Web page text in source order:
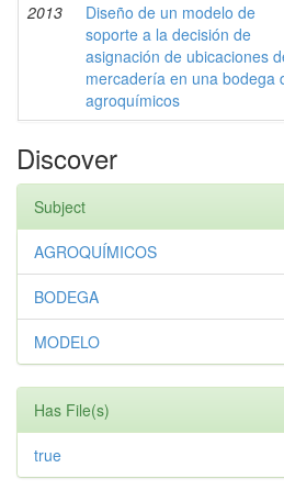
2013
Diseño de un modelo de
soporte a la decisión de
asignación de ubicaciones
mercadería en una bodega
agroquímicos
Discover
Subject
AGROQUÍMICOS
BODEGA
MODELO
Has File(s)
true